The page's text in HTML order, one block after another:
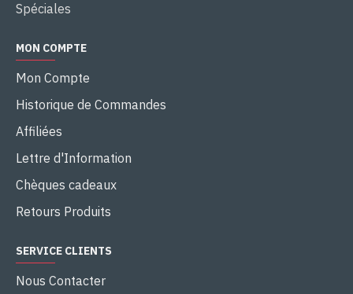
Spéciales
MON COMPTE
Mon Compte
Historique de Commandes
Affiliées
Lettre d'Information
Chèques cadeaux
Retours Produits
SERVICE CLIENTS
Nous Contacter